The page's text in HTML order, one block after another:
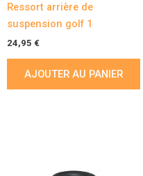
Ressort arrière de
suspension golf 1
24,95 €
AJOUTER AU PANIER